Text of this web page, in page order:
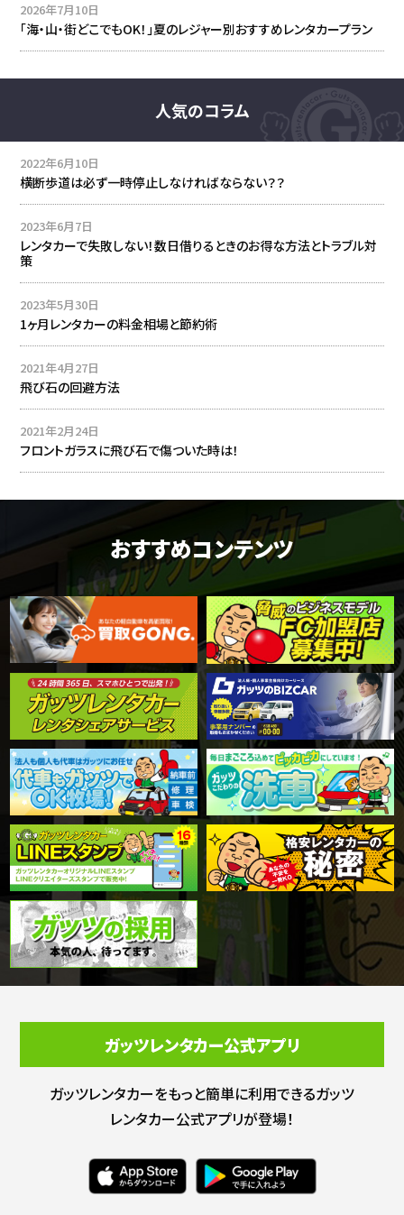
2026年7月10日
「海・山・街どこでもOK！」夏のレジャー別おすすめレンタカープラン
人気のコラム
2022年6月10日
横断歩道は必ず一時停止しなければならない？？
2023年6月7日
レンタカーで失敗しない！数日借りるときのお得な方法とトラブル対
策
2023年5月30日
1ヶ月レンタカーの料金相場と節約術
2021年4月27日
飛び石の回避方法
2021年2月24日
フロントガラスに飛び石で傷ついた時は！
おすすめコンテンツ
ガッツレンタカー公式アプリ
ガッツレンタカーをもっと簡単に利用できるガッツ
レンタカー公式アプリが登場！